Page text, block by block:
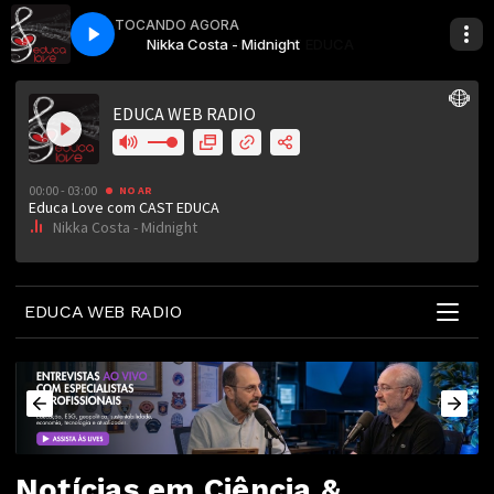
00:00 - 03:00
Educa Love com CAST EDUCA
TOCANDO AGORA
Nikka Costa - Midnight
EDUCA WEB RADIO